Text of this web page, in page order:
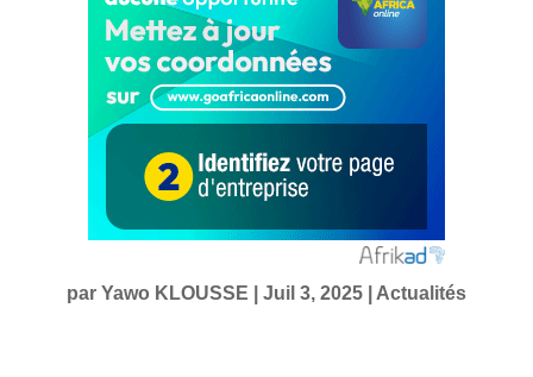
par Yawo KLOUSSE Juil 3, 2025| Actualités